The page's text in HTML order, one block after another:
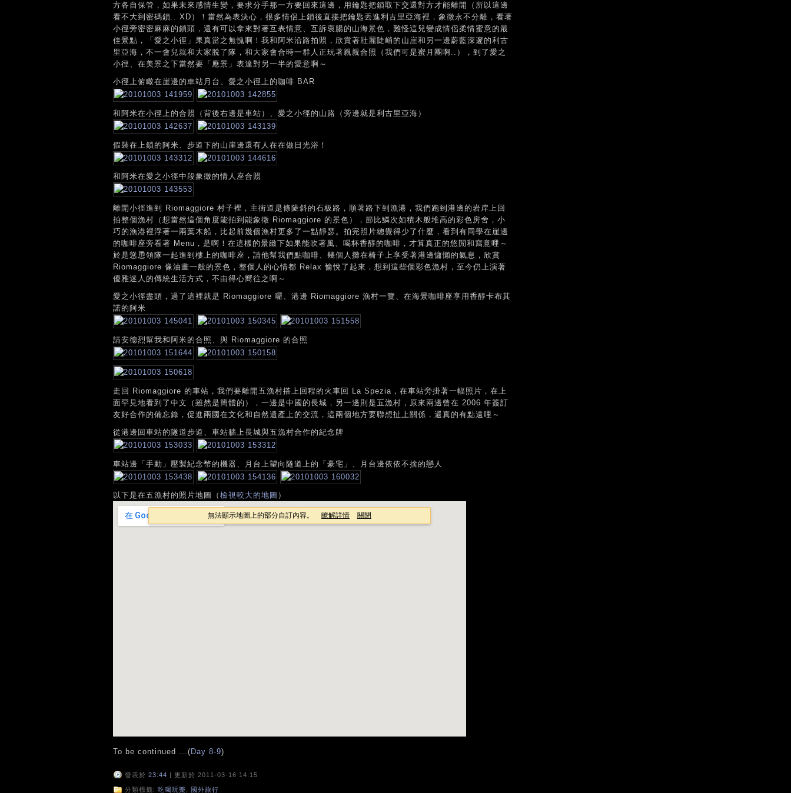
方各自保管，如果未來感情生變，要求分手那一方要回來這邊，用鑰匙把鎖取下交還對方才能離開（所以這邊
看不大到密碼鎖.. XD）！當然為表決心，很多情侶上鎖後直接把鑰匙丟進利古里亞海裡，象徵永不分離，看著
小徑旁密密麻麻的鎖頭，還有可以拿來對著互表情意、互訴衷腸的山海景色，難怪這兒變成情侶柔情蜜意的最
佳景點，「愛之小徑」果真當之無愧啊！我和阿米沿路拍照，欣賞著壯麗陡峭的山崖和另一邊蔚藍深邃的利古
里亞海，不一會兒就和大家脫了隊，和大家會合時一群人正玩著親親合照（我們可是蜜月團啊..），到了愛之
小徑、在美景之下當然要「應景」表達對另一半的愛意啊～
小徑上俯瞰在崖邊的車站月台、愛之小徑上的咖啡 BAR
和阿米在小徑上的合照（背後右邊是車站）、愛之小徑的山路（旁邊就是利古里亞海）
假裝在上鎖的阿米、步道下的山崖邊還有人在在做日光浴！
和阿米在愛之小徑中段象徵的情人座合照
離開小徑進到 Riomaggiore 村子裡，主街道是條陡斜的石板路，順著路下到漁港，我們跑到港邊的岩岸上回
拍整個漁村（想當然這個角度能拍到能象徵 Riomaggiore 的景色），節比鱗次如積木般堆高的彩色房舍，小
巧的漁港裡浮著一兩葉木船，比起前幾個漁村更多了一點靜瑟。拍完照片總覺得少了什麼，看到有同學在崖邊
的咖啡座旁看著 Menu，是啊！在這樣的景緻下如果能吹著風、喝杯香醇的咖啡，才算真正的悠閒和寫意哩～
於是慫恿領隊一起進到樓上的咖啡座，請他幫我們點咖啡、幾個人攤在椅子上享受著港邊慵懶的氣息，欣賞
Riomaggiore 像油畫一般的景色，整個人的心情都 Relax 愉悅了起來，想到這些個彩色漁村，至今仍上演著
優雅迷人的傳統生活方式，不由得心嚮往之啊～
愛之小徑盡頭，過了這裡就是 Riomaggiore 囉、港邊 Riomaggiore 漁村一覽、在海景咖啡座享用香醇卡布其
諾的阿米
請安德烈幫我和阿米的合照、與 Riomaggiore 的合照
走回 Riomaggiore 的車站，我們要離開五漁村搭上回程的火車回 La Spezia，在車站旁掛著一幅照片，在上
面罕見地看到了中文（雖然是簡體的），一邊是中國的長城，另一邊則是五漁村，原來兩邊曾在 2006 年簽訂
友好合作的備忘錄，促進兩國在文化和自然遺產上的交流，這兩個地方要聯想扯上關係，還真的有點遠哩～
從港邊回車站的隧道步道、車站牆上長城與五漁村合作的紀念牌
車站邊「手動」壓製紀念幣的機器、月台上望向隧道上的「豪宅」、月台邊依依不捨的戀人
以下是在五漁村的照片地圖（ 檢視較大的地圖 ）
To be continued ...( Day 8-9)
發表於 23:44 | 更新於 2011-03-16 14:15
分類標籤: 吃喝玩樂 國外旅行